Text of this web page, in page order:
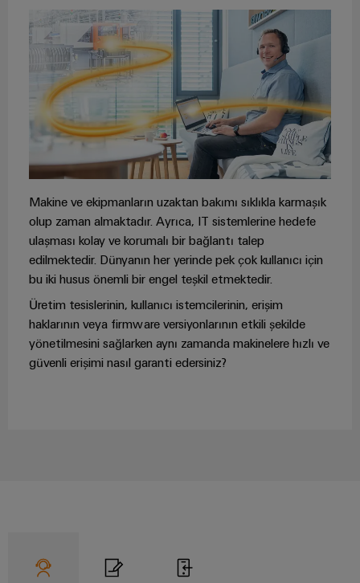
için
çözümler
Veri
Merkezi
merkezleri
için
çözümler
ve
ürünler
verimli,
güvenilir,
ölçeklenebilir
Yeri
&
Aksesuarlar
Aletler
Otomatik
makineler
Yazılım
Markalama
Endüstriyel
yazıcılar
Endüstriyel
aydınlatma
klemens
Makine ve ekipmanların uzaktan bakımı sıklıkla karmaşık
olup zaman almaktadır. Ayrıca, IT sistemlerine hedefe
ulaşması kolay ve korumalı bir bağlantı talep
edilmektedir. Dünyanın her yerinde pek çok kullanıcı için
bu iki husus önemli bir engel teşkil etmektedir.
Üretim tesislerinin, kullanıcı istemcilerinin, erişim
haklarının veya firmware versiyonlarının etkili şekilde
yönetilmesini sağlarken aynı zamanda makinelere hızlı ve
güvenli erişimi nasıl garanti edersiniz?